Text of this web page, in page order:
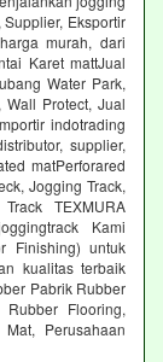
Eksportir
murah, dari
Karet mattJual
Water Park,
Wall Protect, Jual
indotrading
supplier,
matPerforared
Jogging Track,
TEXMURA
Kami
Finishing) untuk
kualitas terbaik
Pabrik Rubber
Flooring,
Perusahaan